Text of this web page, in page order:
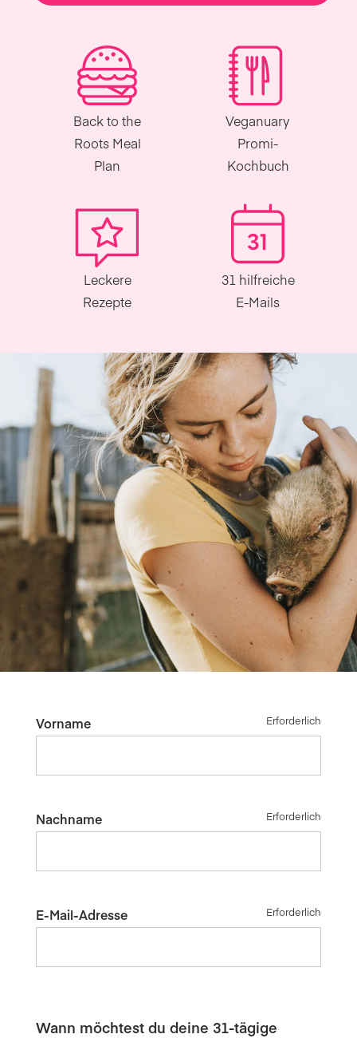
Back to the
Roots Meal
Plan
Veganuary
Promi-
Kochbuch
Leckere
Rezepte
31 hilfreiche
E-Mails
Vorname Erforderlich
Nachname Erforderlich
E-Mail-Adresse Erforderlich
Wann möchtest du deine 31-tägige